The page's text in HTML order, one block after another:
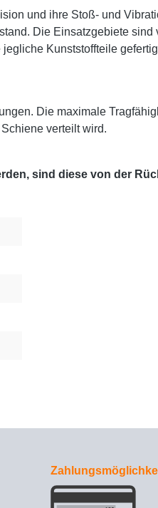
und ihre Stoß- und
Die Einsatzgebiete
Kunststoffteile
Die maximale
verteilt wird.
sind diese von der